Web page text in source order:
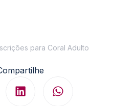
para Coral Adulto